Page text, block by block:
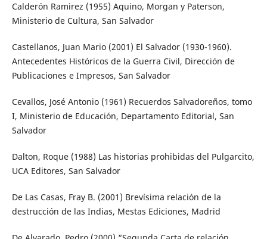
Calderón Ramirez (1955) Aquino, Morgan y Paterson,
Ministerio de Cultura, San Salvador
Castellanos, Juan Mario (2001) El Salvador (1930-1960).
Antecedentes Históricos de la Guerra Civil, Dirección de
Publicaciones e Impresos, San Salvador
Cevallos, José Antonio (1961) Recuerdos Salvadoreños, tomo
I, Ministerio de Educación, Departamento Editorial, San
Salvador
Dalton, Roque (1988) Las historias prohibidas del Pulgarcito,
UCA Editores, San Salvador
De Las Casas, Fray B. (2001) Brevísima relación de la
destrucción de las Indias, Mestas Ediciones, Madrid